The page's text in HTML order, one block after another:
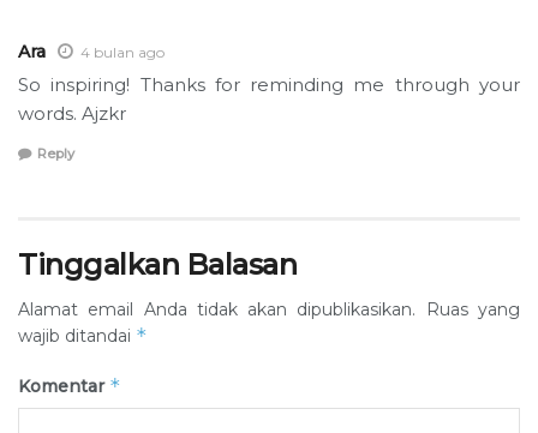
Ara 4 bulan ago
So inspiring! Thanks for reminding me through your
words. Ajzkr
Reply
Tinggalkan Balasan
Alamat email Anda tidak akan dipublikasikan.
Ruas yang
wajib ditandai *
Komentar *